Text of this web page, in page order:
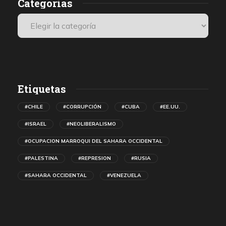
Categorías
Etiquetas
#CHILE #CORRUPCIÓN #CUBA #EE.UU.
#ISRAEL #NEOLIBERALISMO
#OCUPACION MARROQUI DEL SAHARA OCCIDENTAL
#PALESTINA #REPRESION #RUSIA
#SAHARA OCCIDENTAL #VENEZUELA